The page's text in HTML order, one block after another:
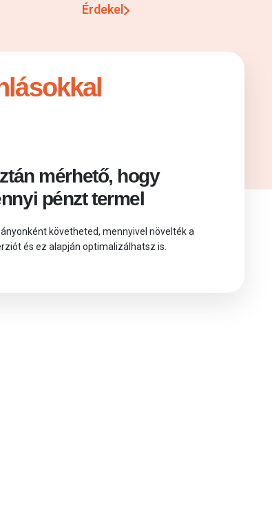
Érdekel
mérhető, hogy
pénzt termel
követheted, mennyivel növelték a
és ez alapján optimalizálhatsz is.